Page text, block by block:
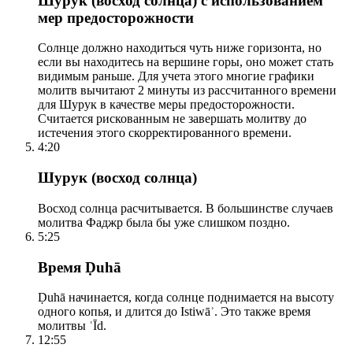
мер предосторожности
Солнце должно находиться чуть ниже горизонта, но
если вы находитесь на вершине горы, оно может стать
видимым раньше. Для учета этого многие графики
молитв вычитают 2 минуты из рассчитанного времени
для Шурук в качестве меры предосторожности.
Считается рискованным не завершать молитву до
истечения этого скорректированного времени.
4:20
Шурук (восход солнца)
Восход солнца расчитывается. В большинстве случаев
молитва Фаджр была бы уже слишком поздно.
5:25
Время Ḍuhā
Ḍuhā начинается, когда солнце поднимается на высоту
одного копья, и длится до Istiwāʾ. Это также время
молитвы ʿĪd.
12:55